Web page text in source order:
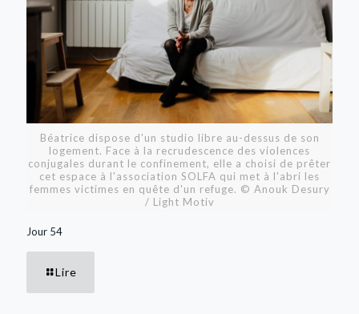
Béatrice dispose d'un studio libre au-dessus de son
logement. Face à la recrudescence des violences
conjugales durant le confinement, elle a choisi de prêter
cet espace à l'association SOLFA qui met à l'abri les
femmes victimes en quête d'un refuge. © Anouk Desury
/ Light Motiv
Jour 54
Lire